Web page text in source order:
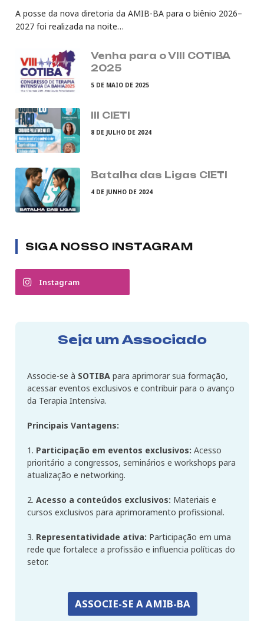
A posse da nova diretoria da AMIB-BA para o biênio 2026–
2027 foi realizada na noite…
Venha para o VIII COTIBA
2025
5 DE MAIO DE 2025
III CIETI
8 DE JULHO DE 2024
Batalha das Ligas CIETI
4 DE JUNHO DE 2024
SIGA NOSSO INSTAGRAM
Instagram
Seja um Associado
Associe-se à SOTIBA para aprimorar sua formação,
acessar eventos exclusivos e contribuir para o avanço
da Terapia Intensiva.
Principais Vantagens:
1. Participação em eventos exclusivos: Acesso
prioritário a congressos, seminários e workshops para
atualização e networking.
2. Acesso a conteúdos exclusivos: Materiais e
cursos exclusivos para aprimoramento profissional.
3. Representatividade ativa: Participação em uma
rede que fortalece a profissão e influencia políticas do
setor.
ASSOCIE-SE A AMIB-BA